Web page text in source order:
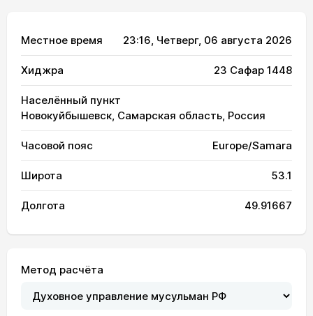
Местное время 23:16, Четверг, 06 августа 2026
Хиджра 23 Сафар 1448
Населённый пункт
Новокуйбышевск, Самарская область, Россия
Часовой пояс Europe/Samara
Широта 53.1
Долгота 49.91667
Метод расчёта